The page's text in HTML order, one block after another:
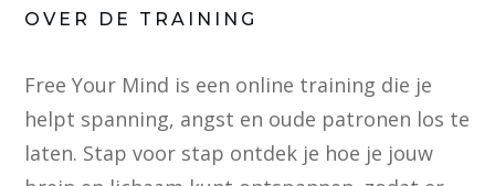
OVER DE TRAINING
Free Your Mind is een online training die je
helpt spanning, angst en oude patronen los te
laten. Stap voor stap ontdek je hoe je jouw